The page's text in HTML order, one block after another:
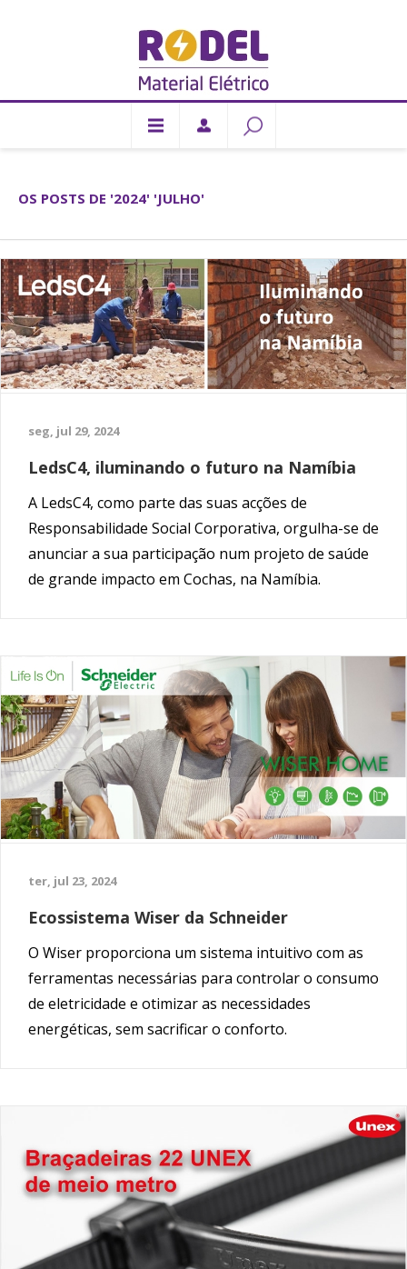
OS POSTS DE '2024' 'JULHO'
seg, jul 29, 2024
LedsC4, iluminando o futuro na Namíbia
A LedsC4, como parte das suas acções de
Responsabilidade Social Corporativa, orgulha-se de
anunciar a sua participação num projeto de saúde
de grande impacto em Cochas, na Namíbia.
ter, jul 23, 2024
Ecossistema Wiser da Schneider
O Wiser proporciona um sistema intuitivo com as
ferramentas necessárias para controlar o consumo
de eletricidade e otimizar as necessidades
energéticas, sem sacrificar o conforto.